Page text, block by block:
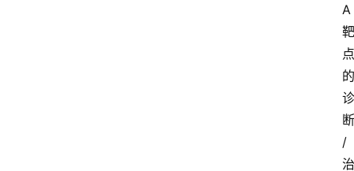
A
靶
点
的
诊
断
/
治